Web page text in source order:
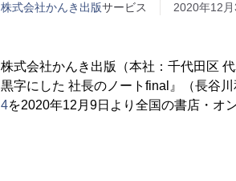
株式会社かんき出版サービス 2020年12
株式会社かんき出版（本社：千代田区
黒字にした 社長のノートfinal』（長谷川
4を2020年12月9日より全国の書店・オ